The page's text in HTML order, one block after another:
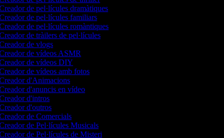
de pel·lícules dramàtiques
de pel·lícules familiars
de pel·lícules romàntiques
de tràilers de pel·lícules
de vlogs
de vídeos ASMR
de vídeos DIY
de vídeos amb fotos
d'Animacions
d'anuncis en vídeo
d'intros
d'outros
de Comercials
de Pel·lícules Musicals
de Pel·lícules de Misteri